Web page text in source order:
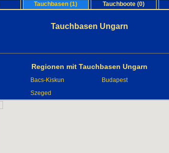
Tauchbasen (1) Tauchboote (0)
Tauchbasen Ungarn
Regionen mit Tauchbasen Ungarn
Bacs-Kiskun
Budapest
Szeged